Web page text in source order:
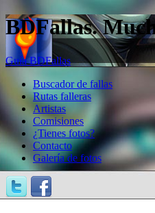
BDFallas.
Guía BDFallas
Buscador de fallas
Rutas falleras
Artistas
Comisiones
¿Tienes fotos?
Contacto
Galería de fotos